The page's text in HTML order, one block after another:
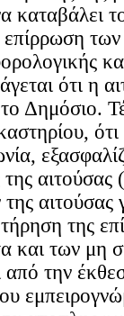
καταβάλει
ότι η
Δημόσιο.
της αιτούσας
της
και των μη
την